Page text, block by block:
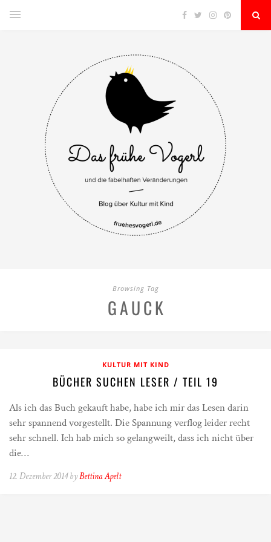
Browsing Tag
GAUCK
KULTUR MIT KIND
BÜCHER SUCHEN LESER / TEIL 19
Als ich das Buch gekauft habe, habe ich mir das Lesen darin
sehr spannend vorgestellt. Die Spannung verflog leider recht
sehr schnell. Ich hab mich so gelangweilt, dass ich nicht über
die…
12. Dezember 2014 byBettina Apelt